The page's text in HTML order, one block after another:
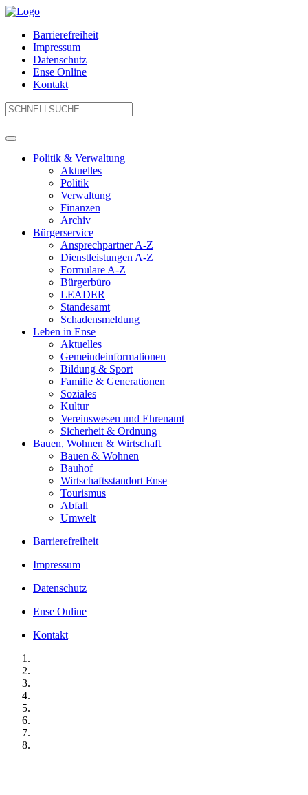
Barrierefreiheit
Impressum
Datenschutz
Ense Online
Kontakt
Politik & Verwaltung
Aktuelles
Politik
Verwaltung
Finanzen
Archiv
Bürgerservice
Ansprechpartner A-Z
Dienstleistungen A-Z
Formulare A-Z
Bürgerbüro
LEADER
Standesamt
Schadensmeldung
Leben in Ense
Aktuelles
Gemeinde­informationen
Bildung & Sport
Familie & Generationen
Soziales
Kultur
Vereinswesen und Ehrenamt
Sicherheit & Ordnung
Bauen, Wohnen & Wirtschaft
Bauen & Wohnen
Bauhof
Wirtschaftsstandort Ense
Tourismus
Abfall
Umwelt
Barrierefreiheit
Impressum
Datenschutz
Ense Online
Kontakt